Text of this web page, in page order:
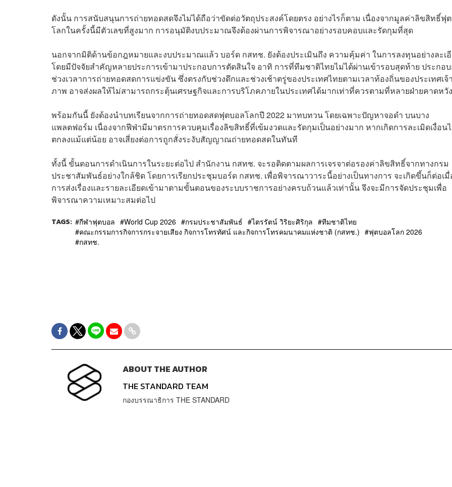
ดังนั้น การสนับสนุนการถ่ายทอดสดจึงไม่ได้ถือว่าขัดต่อวัตถุประสงค์โดยตรง อย่างไรก็ตาม เนื่องจากมูลค่าลิขสิทธิ์ฟุ
โลกในครั้งนี้มีตัวเลขที่สูงมาก การอนุมัติงบประมาณจึงต้องผ่านการพิจารณาอย่างรอบคอบและรัดกุมที่สุด
นอกจากมิติด้านข้อกฎหมายและงบประมาณแล้ว บอร์ด กสทช. ยังต้องประเมินถึง ความคุ้มค่า ในการลงทุนอย่างละเ
โดยมีปัจจัยสำคัญหลายประการเข้ามาประกอบการตัดสินใจ อาทิ การที่ทีมชาติไทยไม่ได้ผ่านเข้ารอบสุดท้าย ประกอ
ช่วงเวลาการถ่ายทอดสดการแข่งขัน ซึ่งตรงกับช่วงดึกและช่วงเช้าตรู่ของประเทศไทยตามเวลาท้องถิ่นของประเทศเจ้
ภาพ อาจส่งผลให้ไม่สามารถกระตุ้นเศรษฐกิจและการบริโภคภายในประเทศได้มากเท่าที่ควรตามที่หลายฝ่ายคาดหวัง
พร้อมกันนี้ ยังต้องนำบทเรียนจากการถ่ายทอดสดฟุตบอลโลกปี 2022 มาทบทวน โดยเฉพาะปัญหาจอดำ บนบาง
แพลตฟอร์ม เนื่องจากฟีฟ่ามีมาตรการควบคุมเรื่องลิขสิทธิ์ที่เข้มงวดและรัดกุมเป็นอย่างมาก หากเกิดการละเมิดเงื่อน
ตกลงแม้แต่น้อย อาจเสี่ยงต่อการถูกสั่งระงับสัญญาณถ่ายทอดสดในทันที
ทั้งนี้ ขั้นตอนการดำเนินการในระยะต่อไป สำนักงาน กสทช. จะรอติดตามผลการเจรจาต่อรองค่าลิขสิทธิ์จากทางกรม
ประชาสัมพันธ์อย่างใกล้ชิด โดยการเรียกประชุมบอร์ด กสทช. เพื่อพิจารณาวาระนี้อย่างเป็นทางการ จะเกิดขึ้นก็ต่อเ
การส่งเรื่องและรายละเอียดเข้ามาตามขั้นตอนของระบบราชการอย่างครบถ้วนแล้วเท่านั้น จึงจะมีการจัดประชุมเพื่อ
พิจารณาความเหมาะสมต่อไป
TAGS: กีฬาฟุตบอล World Cup 2026 กรมประชาสัมพันธ์ ไตรรัตน์ วิริยะศิริกุล
ทีมชาติไทย
คณะกรรมการกิจการกระจายเสียง กิจการโทรทัศน์ และกิจการโทรคมนาคมแห่งชาติ (กสทช.)
ฟุตบอลโลก 2026
​กสทช.
ABOUT THE AUTHOR
THE STANDARD TEAM
กองบรรณาธิการ THE STANDARD